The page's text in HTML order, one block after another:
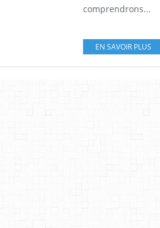
comprendrons...
EN SAVOIR PLUS